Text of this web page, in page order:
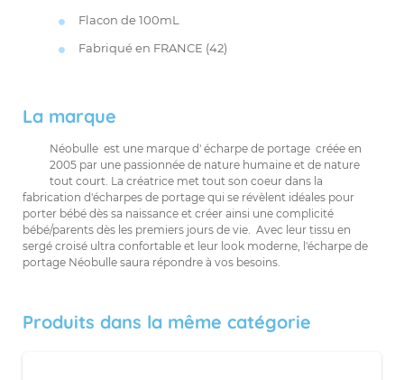
Flacon de 100mL
Fabriqué en FRANCE (42)
La marque
Néobulle est une marque d' écharpe de portage créée en
2005 par une passionnée de nature humaine et de nature
tout court. La créatrice met tout son coeur dans la
fabrication d'écharpes de portage qui se révèlent idéales pour
porter bébé dès sa naissance et créer ainsi une complicité
bébé/parents dès les premiers jours de vie. Avec leur tissu en
sergé croisé ultra confortable et leur look moderne, l'écharpe de
portage Néobulle saura répondre à vos besoins.
Produits dans la même catégorie